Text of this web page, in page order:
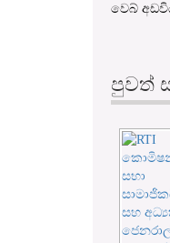
වෙබ්
පුවත්